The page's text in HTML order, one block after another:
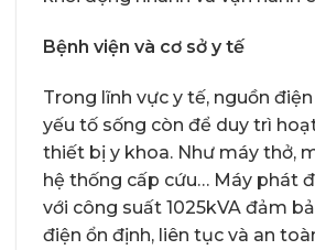
Bệnh viện và cơ sở y tế
Trong lĩnh vực y tế, nguồn
yếu tố sống còn để duy trì
thiết bị y khoa. Như máy thở,
hệ thống cấp cứu… Máy phát
với công suất 1025kVA đảm
điện ổn định, liên tục và an